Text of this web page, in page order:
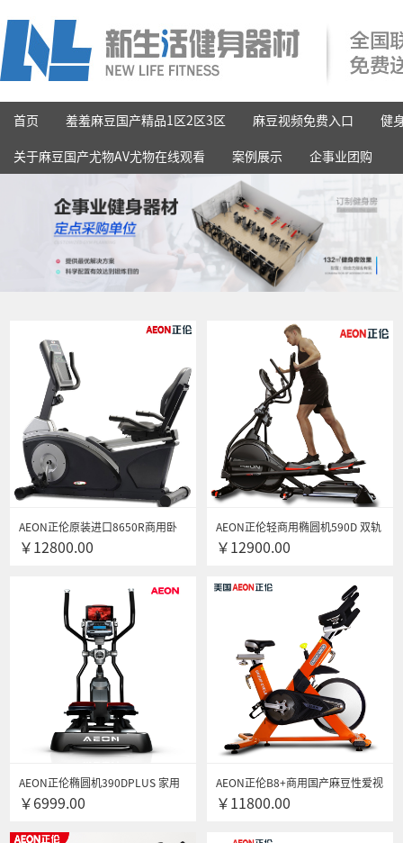
首页 羞羞麻豆国产精品1区2区3区 麻豆视频免费入口
健
关于麻豆国产尤物AV尤物在线观看
案例展示 企事业团购
AEON正伦原装进口8650R商用卧
式健身车 靠背式脚踏车
￥12800.00
AEON正伦轻商用椭圆机590D 双轨
电动坡度磁控椭圆机 静音椭圆机
￥12900.00
AEON正伦椭圆机390DPLUS 家用
静音椭圆仪 室内健身房太空漫步机
￥6999.00
AEON正伦B8+商用国产麻豆性爱视
频 静音家用立式健身车 室内自行车
￥11800.00